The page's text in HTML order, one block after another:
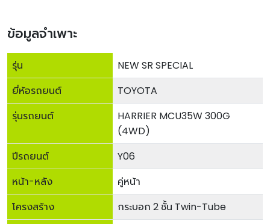
ข้อมูลจำเพาะ
รุ่น
NEW SR SPECIAL
ยี่ห้อรถยนต์
TOYOTA
รุ่นรถยนต์
HARRIER MCU35W 300G
(4WD)
ปีรถยนต์
Y06
หน้า-หลัง
คู่หน้า
โครงสร้าง
กระบอก 2 ชั้น Twin-Tube